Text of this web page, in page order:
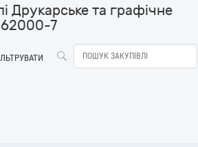
Друкарське та графічне
7